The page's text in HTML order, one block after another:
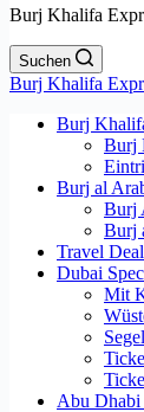
Burj Khalifa
Suchen
Burj Khalifa
Burj
Burj
Burj al
Burj
Burj
Travel
Dubai
Mit
Abu Dhabi